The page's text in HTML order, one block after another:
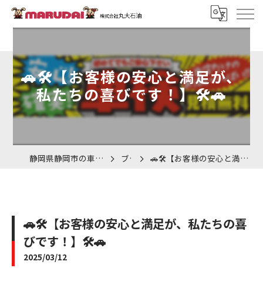
🚗🛠️【お客様の安心と満足が、
私たちの喜びです！】🛠️🚗
静岡県静岡市の車検なら株式会社丸大石油 ブログ 🚗🛠️【お客様の安心と満足が、私たちの喜びです！】🛠️🚗
🚗🛠️【お客様の安心と満足が、私たちの喜
びです！】🛠️🚗
2025/03/12